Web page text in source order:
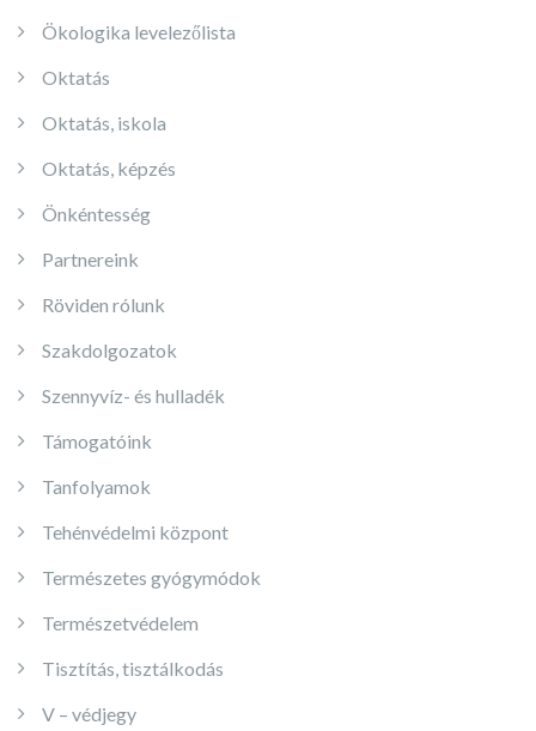
Ökologika levelezőlista
Oktatás
Oktatás, iskola
Oktatás, képzés
Önkéntesség
Partnereink
Röviden rólunk
Szakdolgozatok
Szennyvíz- és hulladék
Támogatóink
Tanfolyamok
Tehénvédelmi központ
Természetes gyógymódok
Természetvédelem
Tisztítás, tisztálkodás
V – védjegy